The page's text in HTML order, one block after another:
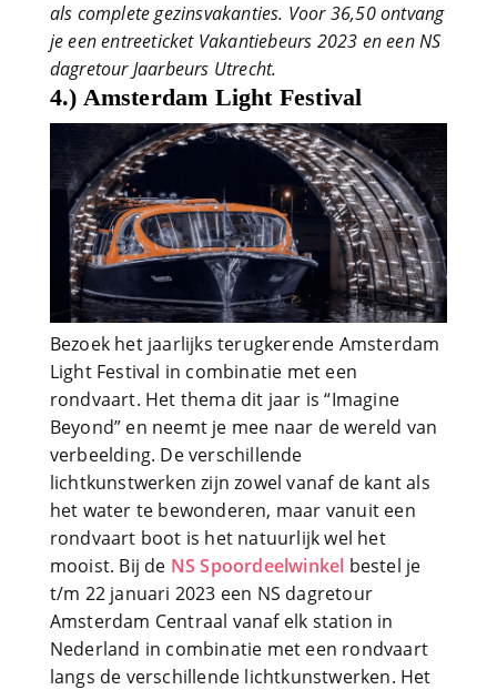
als complete gezinsvakanties. Voor 36,50 ontvang
je een entreeticket Vakantiebeurs 2023 en een NS
dagretour Jaarbeurs Utrecht.
4.) Amsterdam Light Festival
Bezoek het jaarlijks terugkerende Amsterdam
Light Festival in combinatie met een
rondvaart. Het thema dit jaar is “Imagine
Beyond” en neemt je mee naar de wereld van
verbeelding. De verschillende
lichtkunstwerken zijn zowel vanaf de kant als
het water te bewonderen, maar vanuit een
rondvaart boot is het natuurlijk wel het
mooist. Bij de NS Spoordeelwinkel bestel je
t/m 22 januari 2023 een NS dagretour
Amsterdam Centraal vanaf elk station in
Nederland in combinatie met een rondvaart
langs de verschillende lichtkunstwerken. Het